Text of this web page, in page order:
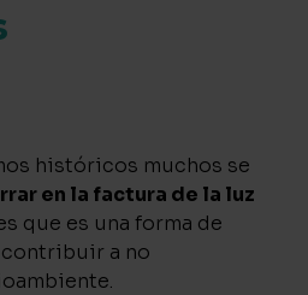
históricos muchos se
en la factura de la luz
que es una forma de
a no